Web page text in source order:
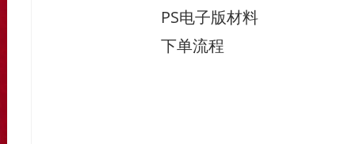
PS电子版材料
下单流程